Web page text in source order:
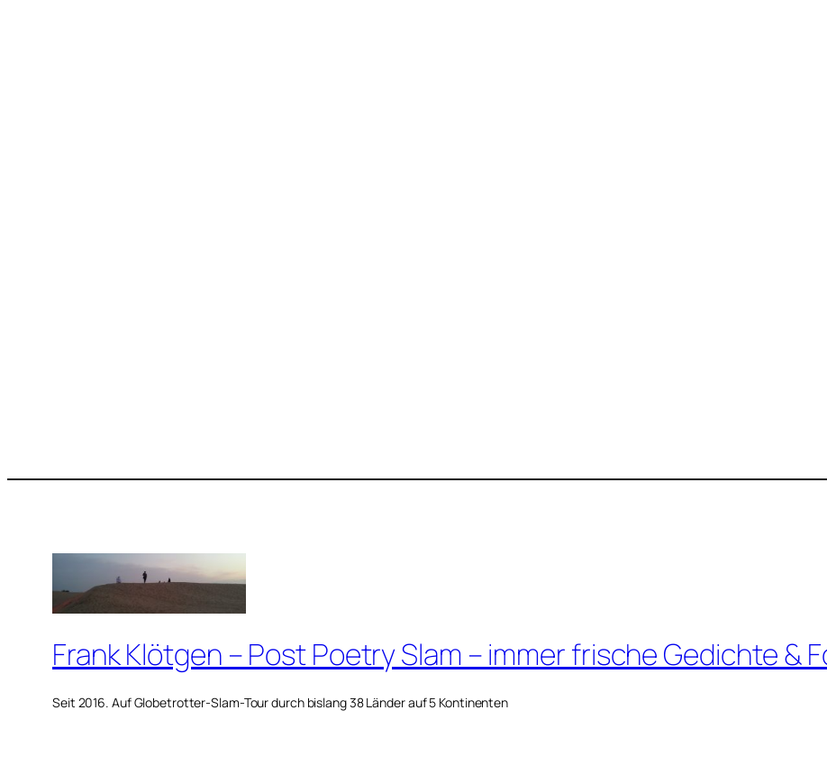
Frank Klötgen – Post Poetry Slam – immer frische Gedichte &
Seit 2016. Auf Globetrotter-Slam-Tour durch bislang 38 Länder auf 5 Kontinenten